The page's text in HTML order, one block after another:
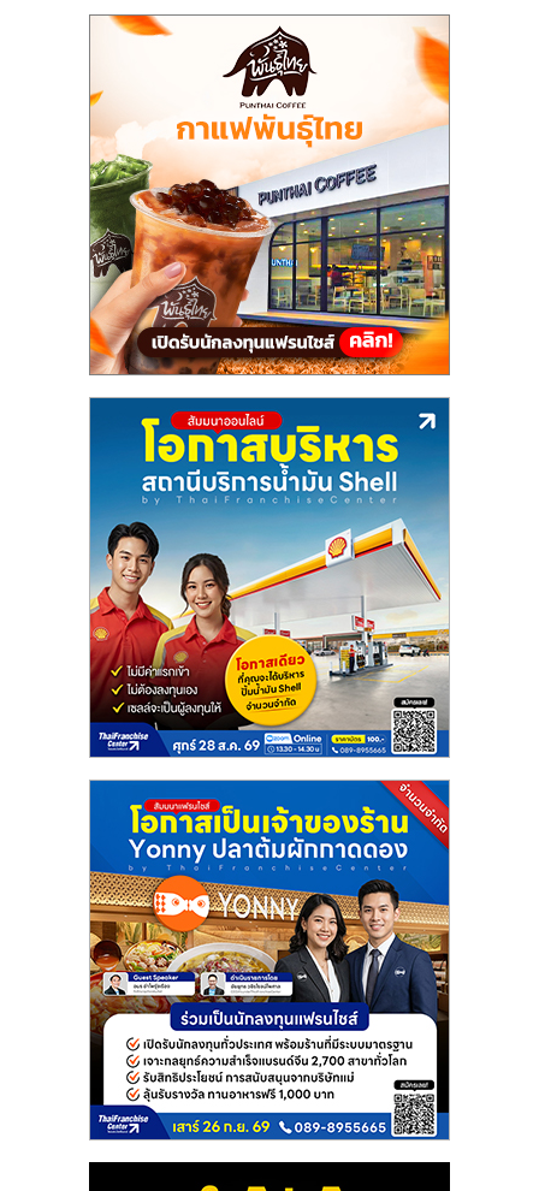
ปรึกษา
แฟ
ไชส์,
รวม
ไชส์
ขาย
แฟ
แฟ
ไชส์
ขาย
หน้า